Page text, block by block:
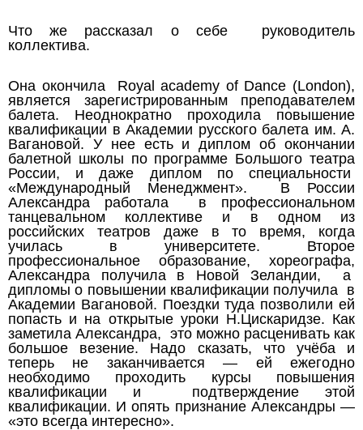
Что же рассказал о себе руководитель
коллектива.
Она окончила Royal academy of Dance (London),
является зарегистрированным преподавателем
балета. Неоднократно проходила повышение
квалификации в Академии русского балета им. А.
Вагановой. У нее есть и диплом об окончании
балетной школы по программе Большого театра
России, и даже диплом по специальности
«Международный Менеджмент». В России
Александра работала в профессиональном
танцевальном коллективе и в одном из
российских театров даже в то время, когда
училась в университете. Второе
профессиональное образование, хореографа,
Александра получила в Новой Зеландии, а
дипломы о повышении квалификации получила в
Академии Вагановой. Поездки туда позволили ей
попасть и на открытые уроки Н.Цискаридзе. Как
заметила Александра, это можно расценивать как
большое везение. Надо сказать, что учёба и
теперь не заканчивается — ей ежегодно
необходимо проходить курсы повышения
квалификации и подтверждение этой
квалификации. И опять признание Александры —
«это всегда интересно».